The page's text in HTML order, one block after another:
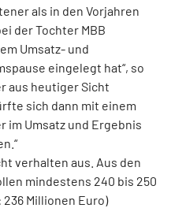
als in den Vorjahren
der Tochter MBB
Umsatz- und
eingelegt hat“, so
aus heutiger Sicht
sich dann mit einem
im Umsatz und Ergebnis
verhalten aus. Aus den
mindestens 240 bis 250
Millionen Euro)